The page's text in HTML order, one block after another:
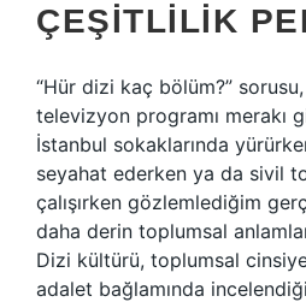
ÇEŞITLILIK
“Hür dizi kaç bölüm?”
televizyon programı merakı
İstanbul sokaklarında
seyahat ederken ya da sivil
çalışırken gözlemlediğim
daha derin toplumsal
Dizi kültürü, toplumsal
adalet bağlamında